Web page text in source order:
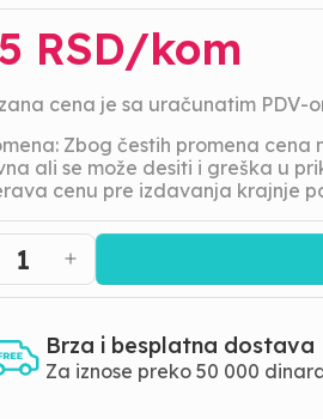
RSD/kom
cena je sa uračunatim PDV-
Zbog čestih promena
ali se može desiti i greška u
cenu pre izdavanja krajnje
1
Brza i besplatna dostava
Za iznose preko 50 000